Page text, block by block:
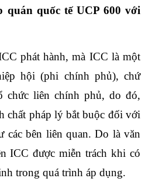
quán quốc tế UCP 600 với
phát hành, mà ICC là một
hội (phi chính phủ), chứ
chức liên chính phủ, do đó,
chất pháp lý bắt buộc đối với
các bên liên quan. Do là văn
ICC được miễn trách khi có
trong quá trình áp dụng.